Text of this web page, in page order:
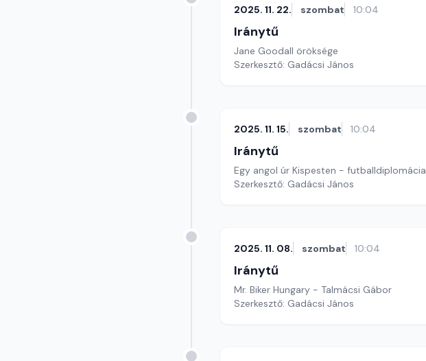
2025. 11. 22. szombat 10:04
Iránytű
Jane Goodall öröksége
Szerkesztő: Gadácsi János
2025. 11. 15. szombat 10:04
Iránytű
Egy angol úr Kispesten - futballdiplomácia
Szerkesztő: Gadácsi János
2025. 11. 08. szombat 10:04
Iránytű
Mr. Biker Hungary - Talmácsi Gábor
Szerkesztő: Gadácsi János